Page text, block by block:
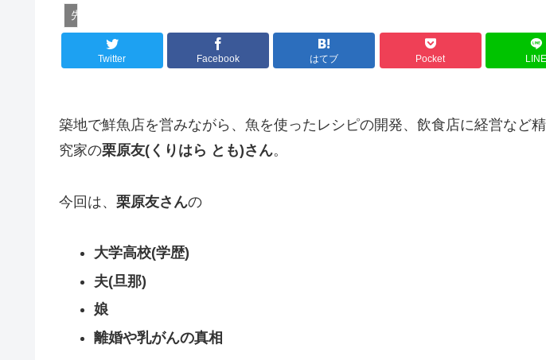
先生
Twitter Facebook はてブ Pocket LINE
築地で鮮魚店を営みながら、魚を使ったレシピの開発、飲食店に経営など
究家の栗原友(くりはら とも)さん。
今回は、 栗原友さんの
大学高校(学歴)
夫(旦那)
娘
離婚や乳がんの真相